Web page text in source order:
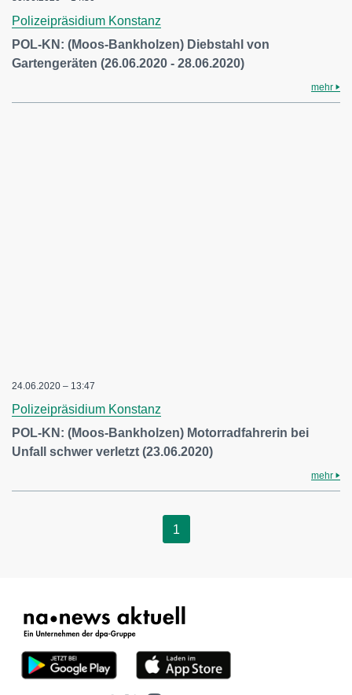
Polizeipräsidium Konstanz
POL-KN: (Moos-Bankholzen) Diebstahl von
Gartengeräten (26.06.2020 - 28.06.2020)
mehr
24.06.2020 – 13:47
Polizeipräsidium Konstanz
POL-KN: (Moos-Bankholzen) Motorradfahrerin bei
Unfall schwer verletzt (23.06.2020)
mehr
1